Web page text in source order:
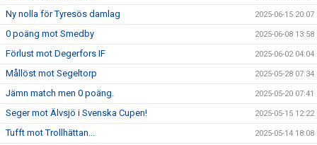
Ny nolla för Tyresös damlag 2025-06-15 20:07
0 poäng mot Smedby 2025-06-08 13:58
Förlust mot Degerfors IF 2025-06-02 04:04
Mållöst mot Segeltorp 2025-05-28 07:34
Jämn match men 0 poäng. 2025-05-20 07:41
Seger mot Älvsjö i Svenska Cupen! 2025-05-15 12:22
Tufft mot Trollhättan... 2025-05-14 18:08